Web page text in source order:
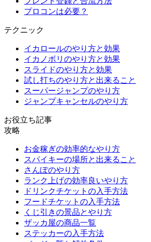
プロコンは必要？
テクニック
イカロールのやり方と効果
イカノボリのやり方と効果
スライドのやり方と効果
試し打ちのやり方と出来ること
スーパージャンプのやり方
ジャンプキャンセルのやり方
お役立ち記事
攻略
お金稼ぎの効率的なやり方
スパイキーの場所と出来ること
さんぽのやり方
ランク上げの効率良いやり方
ドリンクチケットの入手方法
フードチケットの入手方法
くじ引きの景品とやり方
ザッカ屋の商品一覧
ステッカーの入手方法